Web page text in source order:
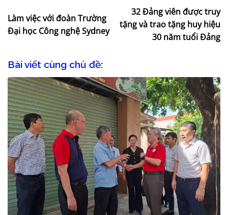
Làm việc với đoàn Trường
Đại học Công nghệ Sydney
32 Đảng viên được truy
tặng và trao tặng huy hiệu
30 năm tuổi Đảng
Bài viết cùng chủ đề: